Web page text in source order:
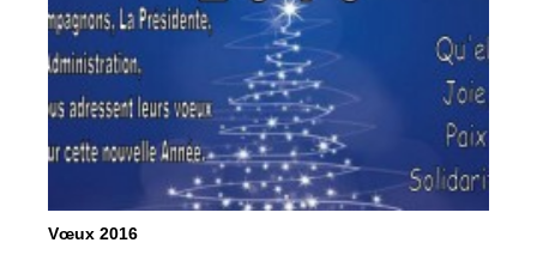
Vœux 2016